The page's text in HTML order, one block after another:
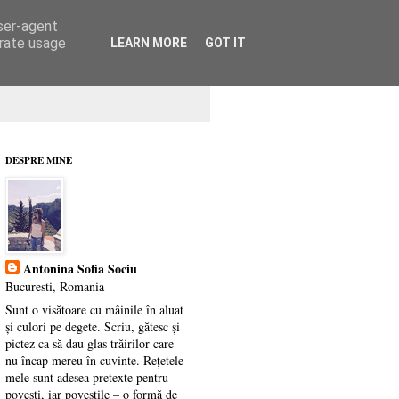
DESPRE MINE
Antonina Sofia Sociu
Bucuresti, Romania
Sunt o visătoare cu mâinile în aluat
și culori pe degete. Scriu, gătesc și
pictez ca să dau glas trăirilor care
nu încap mereu în cuvinte. Rețetele
mele sunt adesea pretexte pentru
povești, iar poveștile – o formă de
agent
usage
LEARN MORE GOT IT